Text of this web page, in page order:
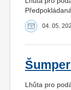
04. 05.
Lhůta pro